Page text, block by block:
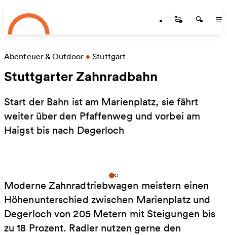
Zum Hauptinhalt springen
Startseite
Abenteuer & Outdoor • Stuttgart
Stuttgarter Zahnradbahn
Start der Bahn ist am Marienplatz, sie fährt
weiter über den Pfaffenweg und vorbei am
Haigst bis nach Degerloch
Moderne Zahnradtriebwagen meistern einen
Höhenunterschied zwischen Marienplatz und
Degerloch von 205 Metern mit Steigungen bis
zu 18 Prozent. Radler nutzen gerne den